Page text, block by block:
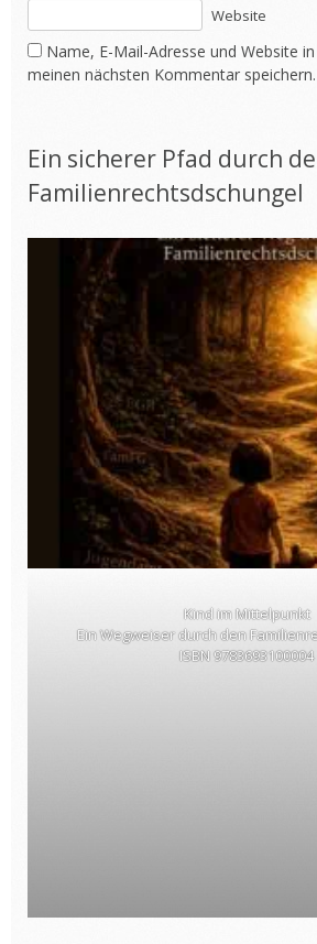
Website
Name, E-Mail-Adresse und Website
meinen nächsten Kommentar speichern.
Ein sicherer Pfad durch
Familienrechtsdschungel
Kind im Mittelpunkt
Ein Wegweiser durch den
ISBN 9783693100004